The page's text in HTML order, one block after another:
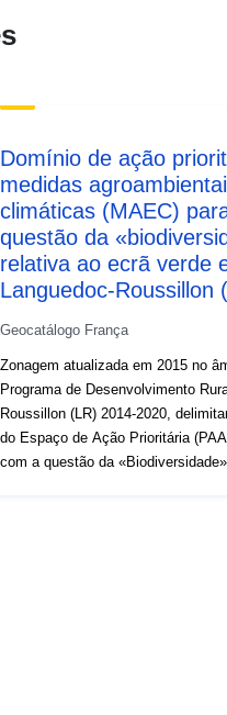
Domínio de ação
medidas
climáticas (MAEC)
questão da
relativa ao ecrã verde
Languedoc-Roussillon
Geocatálogo França
Zonagem atualizada em 2015 no
Programa de Desenvolvimento
Roussillon (LR) 2014-2020,
do Espaço de Ação Prioritária
com a questão da